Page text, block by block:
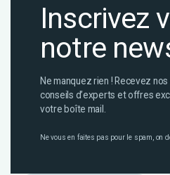
Inscrivez
notre
Ne manquez rien ! Recevez
conseils d’experts et offres
votre boîte mail.
Ne vous en faites pas pour le spam, on